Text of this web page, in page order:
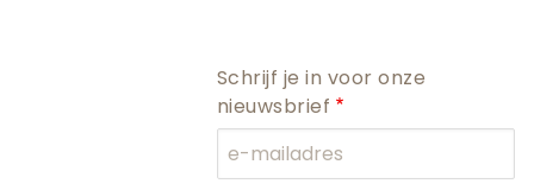
Schrijf je in voor onze
nieuwsbrief